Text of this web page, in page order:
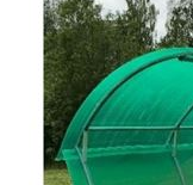
ПОЛИКАРБОНАТ
САДОВЫЕ КАЧЕЛИ
МАНГАЛЫ